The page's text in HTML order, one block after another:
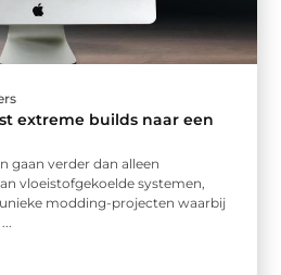
extreme builds naar een
gaan verder dan alleen
vloeistofgekoelde systemen,
modding-projecten waarbij